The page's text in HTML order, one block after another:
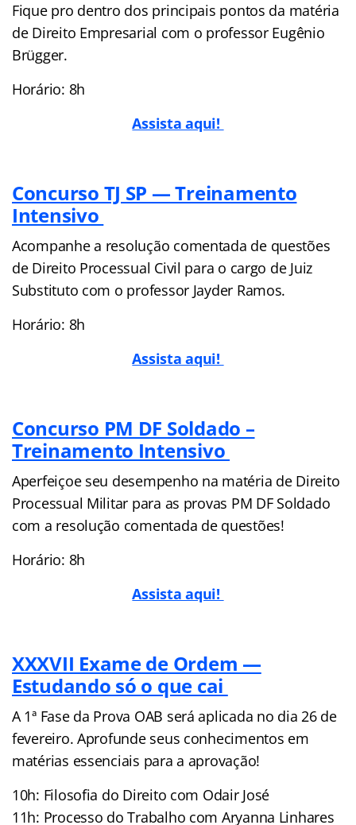
Fique pro dentro dos principais pontos da matéria
de Direito Empresarial com o professor Eugênio
Brügger.
Horário: 8h
Assista aqui!
Concurso TJ SP — Treinamento
Intensivo
Acompanhe a resolução comentada de questões
de Direito Processual Civil para o cargo de Juiz
Substituto com o professor Jayder Ramos.
Horário: 8h
Assista aqui!
Concurso PM DF Soldado –
Treinamento Intensivo
Aperfeiçoe seu desempenho na matéria de Direito
Processual Militar para as provas PM DF Soldado
com a resolução comentada de questões!
Horário: 8h
Assista aqui!
XXXVII Exame de Ordem —
Estudando só o que cai
A 1ª Fase da Prova OAB será aplicada no dia 26 de
fevereiro. Aprofunde seus conhecimentos em
matérias essenciais para a aprovação!
10h: Filosofia do Direito com Odair José
11h: Processo do Trabalho com Aryanna Linhares